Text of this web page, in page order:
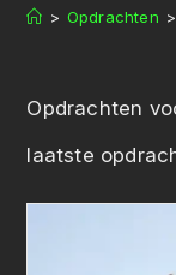
> Opdrachten >
Opdrachten
laatste